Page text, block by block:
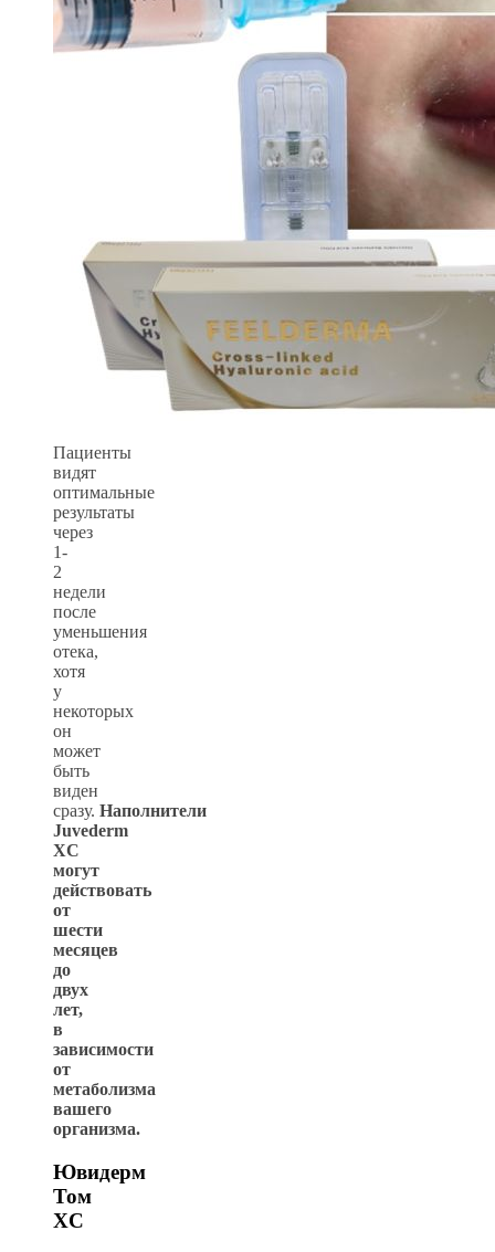
Пациенты
видят
оптимальные
результаты
через
1-
2
недели
после
уменьшения
отека,
хотя
у
некоторых
он
может
быть
виден
сразу. Наполнители
Juvederm
XC
могут
действовать
от
шести
месяцев
до
двух
лет,
в
зависимости
от
метаболизма
вашего
организма.
Ювидерм
Том
XC